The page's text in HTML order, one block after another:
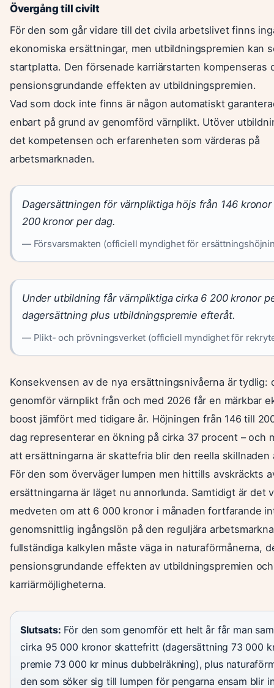
Övergång till civilt
För den som går vidare till det civila arbetslivet finns
ekonomiska ersättningar, men utbildningspremien kan
startplatta. Den försenade karriärstarten kompenseras
pensionsgrundande effekten av utbildningspremien.
Vad som dock inte finns är någon automatiskt
enbart på grund av genomförd värnplikt. Utöver
det kompetensen och erfarenheten som värderas på
arbetsmarknaden.
Dagersättningen för värnpliktiga höjs från 146
200 kronor per dag.
— Försvarsmakten (officiell myndighet för
Under utbildning får värnpliktiga cirka 6 200 kronor
dagersättning plus utbildningspremie efteråt.
— Plikt- och prövningsverket (officiell myndighet för
Konsekvensen av de nya ersättningsnivåerna är tydlig:
genomför värnplikt från och med 2026 får en märkbar
boost jämfört med tidigare år. Höjningen från 146 till
dag representerar en ökning på cirka 37 procent – och
att ersättningarna är skattefria blir den reella skillnaden
För den som överväger lumpen men hittills avskräckts
ersättningarna är läget nu annorlunda. Samtidigt är det
medveten om att 6 000 kronor i månaden fortfarande
genomsnittlig ingångslön på den reguljära
fullständiga kalkylen måste väga in naturaförmånerna,
pensionsgrundande effekten av utbildningspremien
karriärmöjligheterna.
Slutsats: För den som genomför ett helt år får man
cirka 95 000 kronor skattefritt (dagersättning 73 000
premie 73 000 kr minus dubbelräkning), plus
den som söker sig till lumpen för pengarna ensam blir